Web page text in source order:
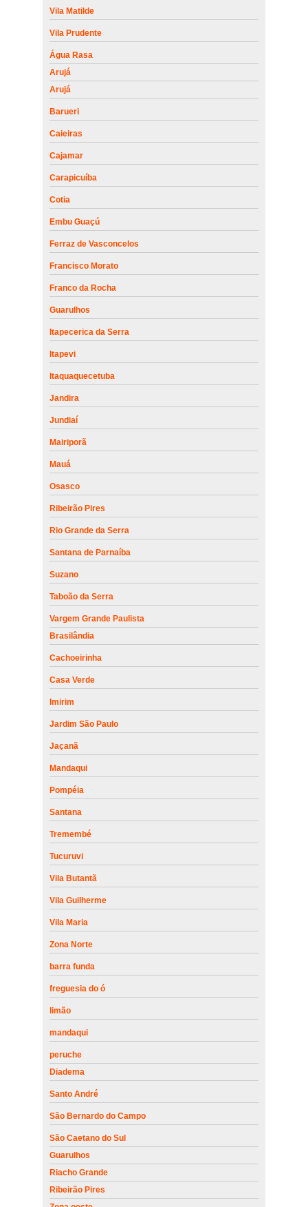
Vila Matilde
Vila Prudente
Água Rasa
Arujá
Arujá
Barueri
Caieiras
Cajamar
Carapicuíba
Cotia
Embu Guaçú
Ferraz de Vasconcelos
Francisco Morato
Franco da Rocha
Guarulhos
Itapecerica da Serra
Itapevi
Itaquaquecetuba
Jandira
Jundiaí
Mairiporã
Mauá
Osasco
Ribeirão Pires
Rio Grande da Serra
Santana de Parnaíba
Suzano
Taboão da Serra
Vargem Grande Paulista
Brasilândia
Cachoeirinha
Casa Verde
Imirim
Jardim São Paulo
Jaçanã
Mandaqui
Pompéia
Santana
Tremembé
Tucuruvi
Vila Butantã
Vila Guilherme
Vila Maria
Zona Norte
barra funda
freguesia do ó
limão
mandaqui
peruche
Diadema
Santo André
São Bernardo do Campo
São Caetano do Sul
Guarulhos
Riacho Grande
Ribeirão Pires